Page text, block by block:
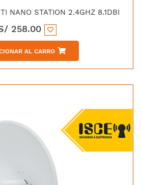
NANO STATION 2.4GHZ 8.1DBI
258.00
AL CARRO